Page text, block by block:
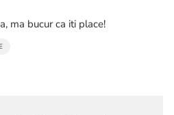
ma bucur ca iti place!